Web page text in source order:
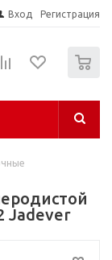
Вход Регистрация
Jadever